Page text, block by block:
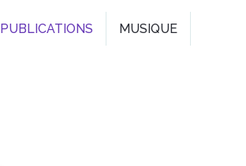
PUBLICATIONS MUSIQUE